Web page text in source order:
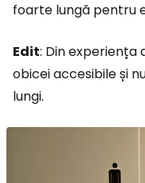
foarte lungă pentru
Edit: Din experiența
obicei accesibile și
lungi.